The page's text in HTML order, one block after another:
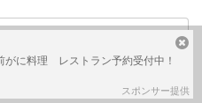
る
がに料理 レストラン予約受付中！
スポンサー提供